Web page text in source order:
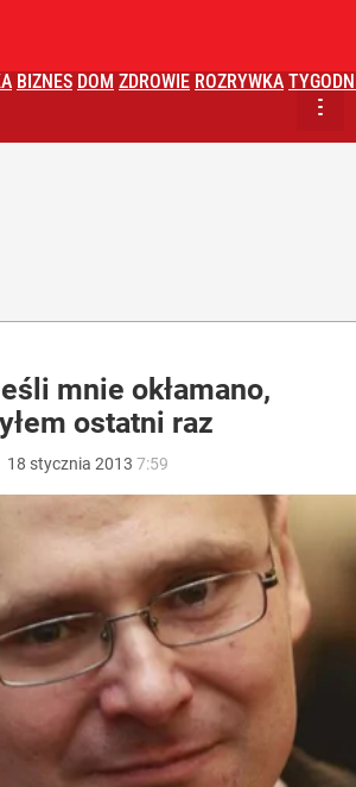
BIZNES DOM ZDROWIE ROZRYWKA
mnie okłamano,
ostatni raz
18 stycznia 2013 7:59